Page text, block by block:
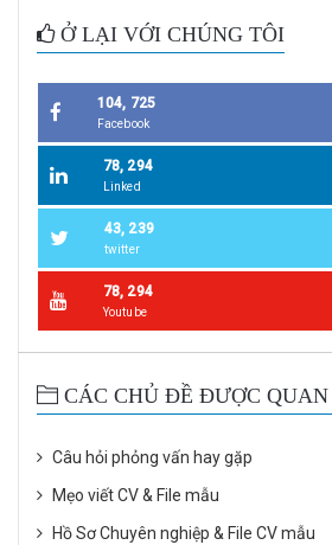
Ở LẠI VỚI CHÚNG TÔI
104, 725
Facebook
78, 294
Linked
43, 239
twitter
78, 294
Youtube
CÁC CHỦ ĐỀ ĐƯỢC
Câu hỏi phỏng vấn hay gặp
Mẹo viết CV & File mẫu
Hồ Sơ Chuyên nghiệp & File CV mẫu